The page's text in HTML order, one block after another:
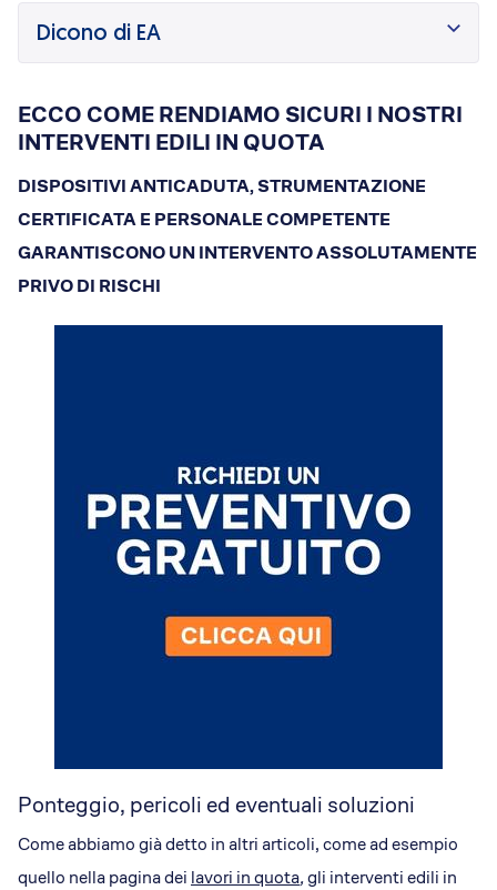
Dicono di Acrobatica
Approfondimenti
News
Dicono di EA
ECCO COME RENDIAMO SICURI I NOSTRI
INTERVENTI EDILI IN QUOTA
DISPOSITIVI ANTICADUTA, STRUMENTAZIONE
CERTIFICATA E PERSONALE COMPETENTE
GARANTISCONO UN INTERVENTO ASSOLUTAMENTE
PRIVO DI RISCHI
Ponteggio, pericoli ed eventuali soluzioni
Come abbiamo già detto in altri articoli, come ad esempio
quello nella pagina dei lavori in quota,gli interventi edili in